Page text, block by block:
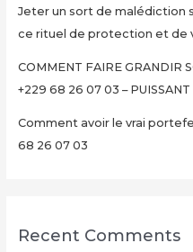
Jeter un sort de malédiction
ce rituel de protection et de
COMMENT FAIRE GRANDIR
+229 68 26 07 03 –
Comment avoir le vrai
68 26 07 03
Recent Comments